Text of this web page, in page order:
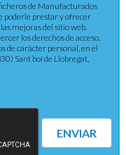
de Manufacturados
poderle prestar y ofrecer
mejoras del sitio web.
los derechos de acceso,
de carácter personal, en el
Sant boi de Llobregat,
ENVIAR